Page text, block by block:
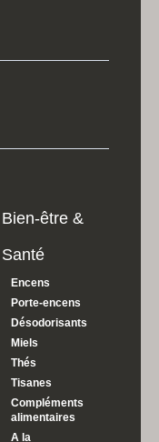
Bien-être &
Santé
Encens
Porte-encens
Désodorisants
Miels
Thés
Tisanes
Compléments
alimentaires
A la